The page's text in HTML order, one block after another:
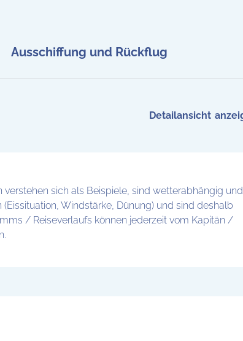
Ausschiffung und Rückflug
Detailansicht
sich als Beispiele, sind wetterabhängig und
Windstärke, Dünung) und sind deshalb
/ Reiseverlaufs können jederzeit vom Kapitän /